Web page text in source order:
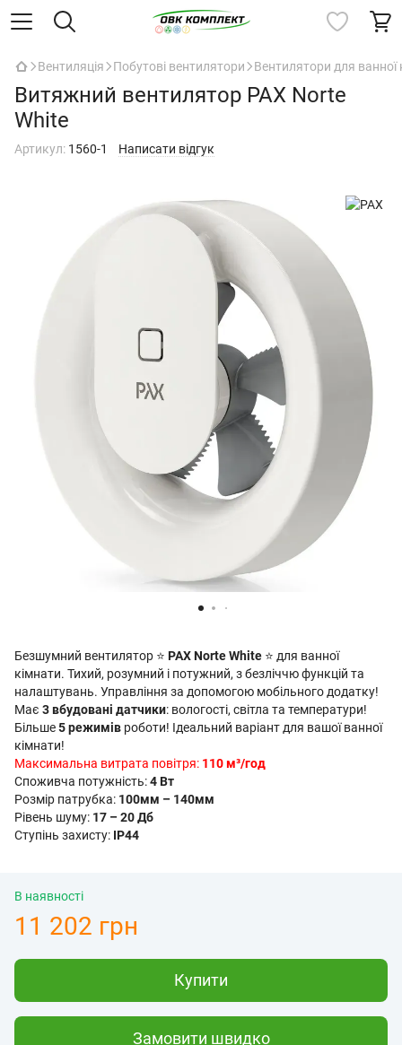
Вентиляція Побутові вентилятори Вентилятори для ванної
Витяжний вентилятор PAX Norte
White
Артикул: 1560-1 Написати відгук
Безшумний вентилятор ⭐ PAX Norte White ⭐ для ванної
кімнати. Тихий, розумний і потужний, з безліччю функцій та
налаштувань. Управління за допомогою мобільного додатку!
Має 3 вбудовані датчики: вологості, світла та температури!
Більше5 режимів роботи! Ідеальний варіант для вашої ванної
кімнати!
Максимальна витрата повітря: 110 м³/год
Споживча потужність:4 Вт
Розмір патрубка: 100мм – 140мм
Рівень шуму: 17 – 20 Дб
Ступінь захисту: IP44
В наявності
11 202 грн
Купити
Замовити швидко